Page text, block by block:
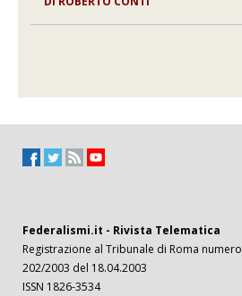
Federalismi.it - Rivista Telematica
Registrazione al Tribunale di Roma numero
202/2003 del 18.04.2003
ISSN 1826-3534